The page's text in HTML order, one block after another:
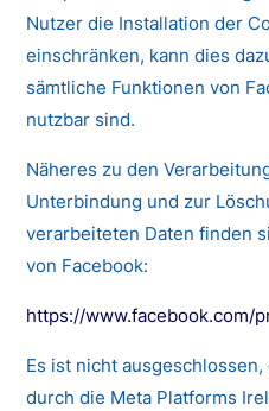
Nutzer die Installation der
einschränken, kann dies
sämtliche Funktionen von
nutzbar sind.
Näheres zu den
Unterbindung und zur
verarbeiteten Daten finden
von Facebook:
https://www.facebook.com/
Es ist nicht
durch die Meta Platforms